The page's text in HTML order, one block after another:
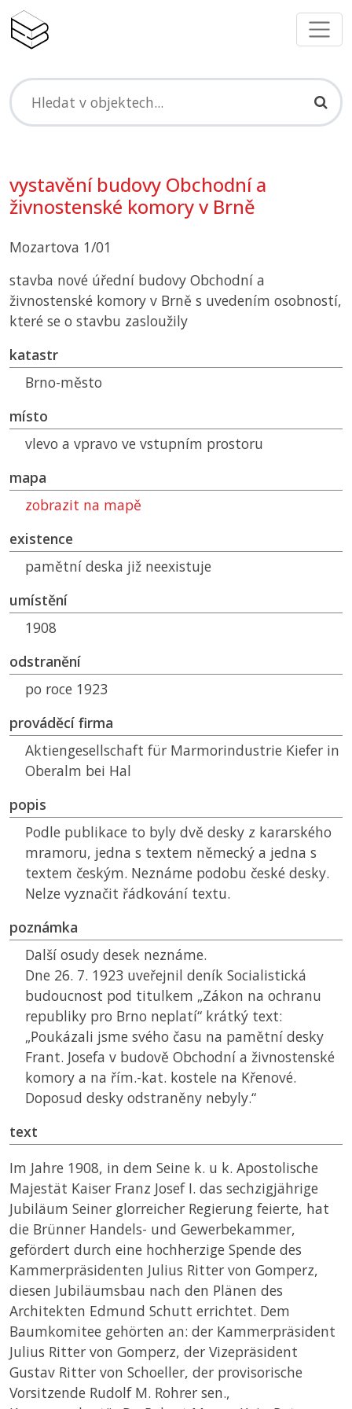
vystavění budovy Obchodní a
živnostenské komory v Brně
Mozartova 1/01
stavba nové úřední budovy Obchodní a
živnostenské komory v Brně s uvedením osobností,
které se o stavbu zasloužily
katastr
Brno-město
místo
vlevo a vpravo ve vstupním prostoru
mapa
zobrazit na mapě
existence
pamětní deska již neexistuje
umístění
1908
odstranění
po roce 1923
prováděcí firma
Aktiengesellschaft für Marmorindustrie Kiefer in
Oberalm bei Hal
popis
Podle publikace to byly dvě desky z kararského
mramoru, jedna s textem německý a jedna s
textem českým. Neznáme podobu české desky.
Nelze vyznačit řádkování textu.
poznámka
Další osudy desek neznáme.
Dne 26. 7. 1923 uveřejnil deník Socialistická
budoucnost pod titulkem „Zákon na ochranu
republiky pro Brno neplatí“ krátký text:
„Poukázali jsme svého času na pamětní desky
Frant. Josefa v budově Obchodní a živnostenské
komory a na řím.-kat. kostele na Křenové.
Doposud desky odstraněny nebyly.“
text
Im Jahre 1908, in dem Seine k. u k. Apostolische
Majestät Kaiser Franz Josef I. das sechzigjährige
Jubiläum Seiner glorreicher Regierung feierte, hat
die Brünner Handels- und Gewerbekammer,
gefördert durch eine hochherzige Spende des
Kammerpräsidenten Julius Ritter von Gomperz,
diesen Jubiläumsbau nach den Plänen des
Architekten Edmund Schutt errichtet. Dem
Baumkomitee gehörten an: der Kammerpräsident
Julius Ritter von Gomperz, der Vizepräsident
Gustav Ritter von Schoeller, der provisorische
Vorsitzende Rudolf M. Rohrer sen.,